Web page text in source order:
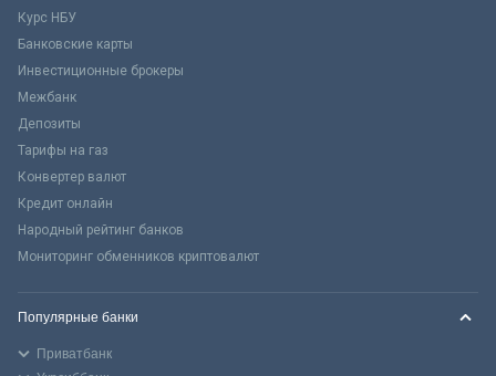
Курс НБУ
Банковские карты
Инвестиционные брокеры
Межбанк
Депозиты
Тарифы на газ
Конвертер валют
Кредит онлайн
Народный рейтинг банков
Мониторинг обменников криптовалют
Популярные банки
Приватбанк